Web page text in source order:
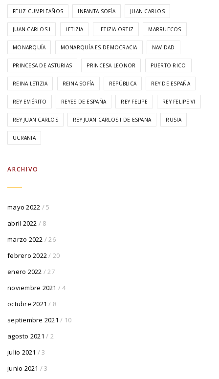
FELIZ CUMPLEAÑOS INFANTA SOFÍA JUAN CARLOS
JUAN CARLOS I LETIZIA LETIZIA ORTIZ MARRUECOS
MONARQUÍA MONARQUÍA ES DEMOCRACIA NAVIDAD
PRINCESA DE ASTURIAS PRINCESA LEONOR PUERTO RICO
REINA LETIZIA REINA SOFÍA REPÚBLICA REY DE ESPAÑA
REY EMÉRITO REYES DE ESPAÑA REY FELIPE REY FELIPE VI
REY JUAN CARLOS REY JUAN CARLOS I DE ESPAÑA RUSIA
UCRANIA
ARCHIVO
mayo 2022 / 5
abril 2022 / 8
marzo 2022 / 26
febrero 2022/ 20
enero 2022 / 27
noviembre 2021 / 4
octubre 2021 / 8
septiembre 2021 / 10
agosto 2021 / 2
julio 2021 / 3
junio 2021 / 3